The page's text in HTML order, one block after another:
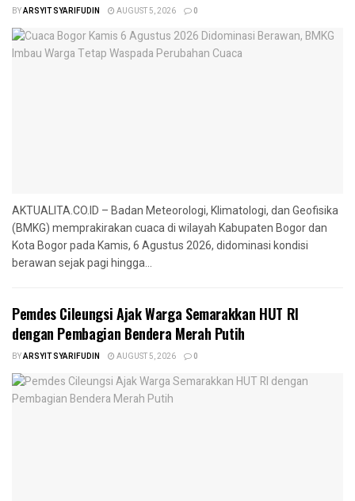
BYARSYIT SYARIFUDIN AUGUST 5, 2026 0
AKTUALITA.CO.ID – Badan Meteorologi, Klimatologi, dan Geofisika
(BMKG) memprakirakan cuaca di wilayah Kabupaten Bogor dan
Kota Bogor pada Kamis, 6 Agustus 2026, didominasi kondisi
berawan sejak pagi hingga...
Pemdes Cileungsi Ajak Warga Semarakkan HUT RI
dengan Pembagian Bendera Merah Putih
BYARSYIT SYARIFUDIN AUGUST 5, 2026 0